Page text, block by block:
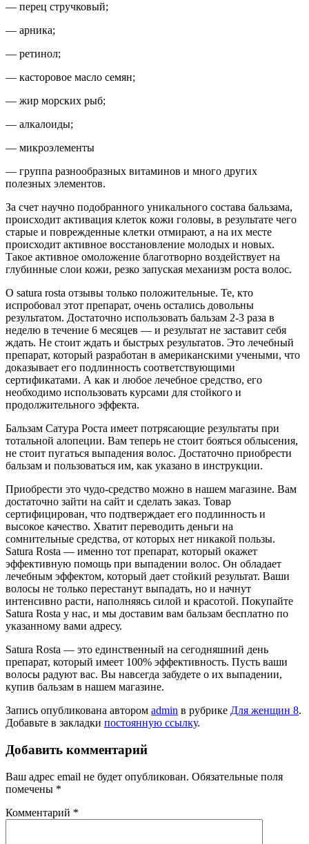
— перец стручковый;
— арника;
— ретинол;
— касторовое масло семян;
— жир морских рыб;
— алкалоиды;
— микроэлементы
— группа разнообразных витаминов и много других
полезных элементов.
За счет научно подобранного уникального состава бальзама,
происходит активация клеток кожи головы, в результате чего
старые и поврежденные клетки отмирают, а на их месте
происходит активное восстановление молодых и новых.
Такое активное омоложение благотворно воздействует на
глубинные слои кожи, резко запуская механизм роста волос.
О satura rosta отзывы только положительные. Те, кто
испробовал этот препарат, очень остались довольны
результатом. Достаточно использовать бальзам 2-3 раза в
неделю в течение 6 месяцев — и результат не заставит себя
ждать. Не стоит ждать и быстрых результатов. Это лечебный
препарат, который разработан в американскими учеными, что
доказывает его подлинность соответствующими
сертификатами. А как и любое лечебное средство, его
необходимо использовать курсами для стойкого и
продолжительного эффекта.
Бальзам Сатура Роста имеет потрясающие результаты при
тотальной алопеции. Вам теперь не стоит бояться облысения,
не стоит пугаться выпадения волос. Достаточно приобрести
бальзам и пользоваться им, как указано в инструкции.
Приобрести это чудо-средство можно в нашем магазине. Вам
достаточно зайти на сайт и сделать заказ. Товар
сертифицирован, что подтверждает его подлинность и
высокое качество. Хватит переводить деньги на
сомнительные средства, от которых нет никакой пользы.
Satura Rosta — именно тот препарат, который окажет
эффективную помощь при выпадении волос. Он обладает
лечебным эффектом, который дает стойкий результат. Ваши
волосы не только перестанут выпадать, но и начнут
интенсивно расти, наполняясь силой и красотой. Покупайте
Satura Rosta у нас, и мы доставим вам бальзам бесплатно по
указанному вами адресу.
Satura Rosta — это единственный на сегодняшний день
препарат, который имеет 100% эффективность. Пусть ваши
волосы радуют вас. Вы навсегда забудете о их выпадении,
купив бальзам в нашем магазине.
Запись опубликована автором admin в рубрике Для женщин 8.
Добавьте в закладки постоянную ссылку.
Добавить комментарий
Ваш адрес email не будет опубликован. Обязательные поля
помечены *
Комментарий *